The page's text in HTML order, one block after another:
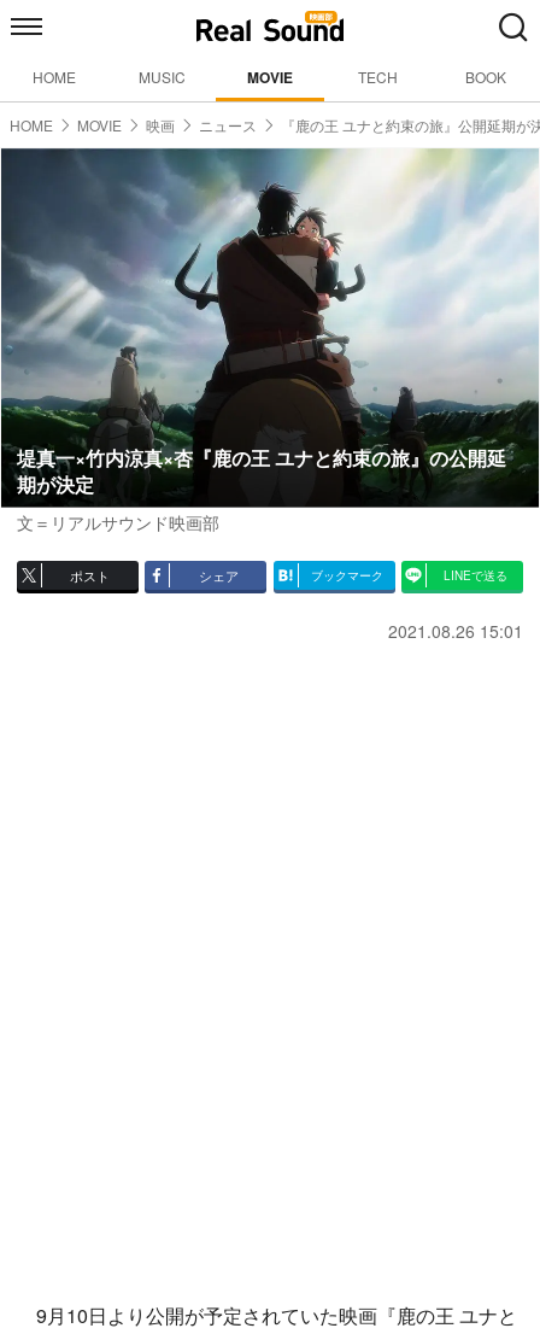
HOME MUSIC MOVIE TECH BOOK
HOME MOVIE 映画 ニュース 『鹿の王 ユナと約束の旅』公開延期が
堤真一×竹内涼真×杏『鹿の王 ユナと約束の旅』の公開延
期が決定
文＝リアルサウンド映画部
ポスト シェア ブックマーク LINEで送る
2021.08.26 15:01
9月10日より公開が予定されていた映画『鹿の王 ユナと